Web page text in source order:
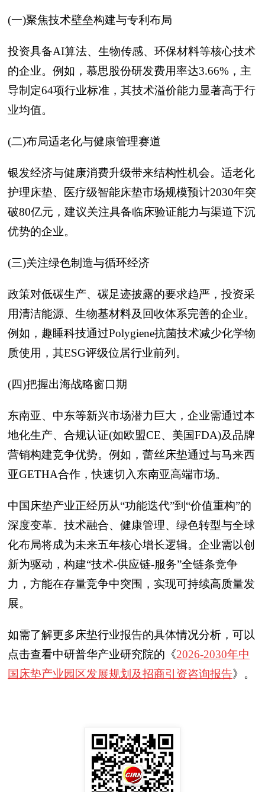
(一)聚焦技术壁垒构建与专利布局
投资具备AI算法、生物传感、环保材料等核心技术
的企业。例如，慕思股份研发费用率达3.66%，主
导制定64项行业标准，其技术溢价能力显著高于行
业均值。
(二)布局适老化与健康管理赛道
银发经济与健康消费升级带来结构性机会。适老化
护理床垫、医疗级智能床垫市场规模预计2030年突
破80亿元，建议关注具备临床验证能力与渠道下沉
优势的企业。
(三)关注绿色制造与循环经济
政策对低碳生产、碳足迹披露的要求趋严，投资采
用清洁能源、生物基材料及回收体系完善的企业。
例如，趣睡科技通过Polygiene抗菌技术减少化学物
质使用，其ESG评级位居行业前列。
(四)把握出海战略窗口期
东南亚、中东等新兴市场潜力巨大，企业需通过本
地化生产、合规认证(如欧盟CE、美国FDA)及品牌
营销构建竞争优势。例如，蕾丝床垫通过与马来西
亚GETHA合作，快速切入东南亚高端市场。
中国床垫产业正经历从“功能迭代”到“价值重构”的
深度变革。技术融合、健康管理、绿色转型与全球
化布局将成为未来五年核心增长逻辑。企业需以创
新为驱动，构建“技术-供应链-服务”全链条竞争
力，方能在存量竞争中突围，实现可持续高质量发
展。
如需了解更多床垫行业报告的具体情况分析，可以
点击查看中研普华产业研究院的《2026-2030年中
国床垫产业园区发展规划及招商引资咨询报告》。